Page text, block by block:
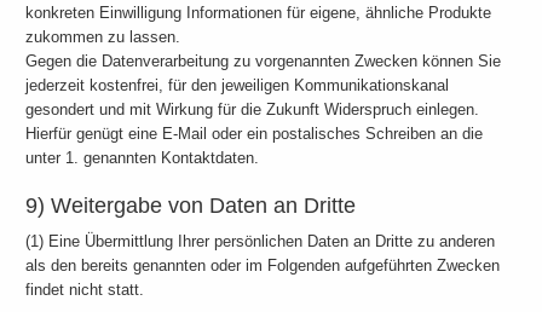
konkreten Einwilligung Informationen für eigene, ähnliche Produkte
zukommen zu lassen.
Gegen die Datenverarbeitung zu vorgenannten Zwecken können Sie
jederzeit kostenfrei, für den jeweiligen Kommunikationskanal
gesondert und mit Wirkung für die Zukunft Widerspruch einlegen.
Hierfür genügt eine E-Mail oder ein postalisches Schreiben an die
unter 1. genannten Kontaktdaten.
9) Weitergabe von Daten an Dritte
(1) Eine Übermittlung Ihrer persönlichen Daten an Dritte zu anderen
als den bereits genannten oder im Folgenden aufgeführten Zwecken
findet nicht statt.